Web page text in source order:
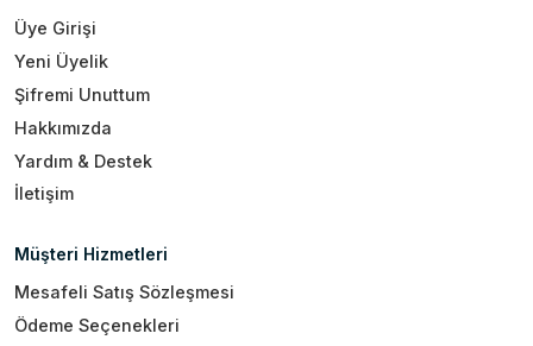
Üye Girişi
Yeni Üyelik
Şifremi Unuttum
Hakkımızda
Yardım & Destek
İletişim
Müşteri Hizmetleri
Mesafeli Satış Sözleşmesi
Ödeme Seçenekleri